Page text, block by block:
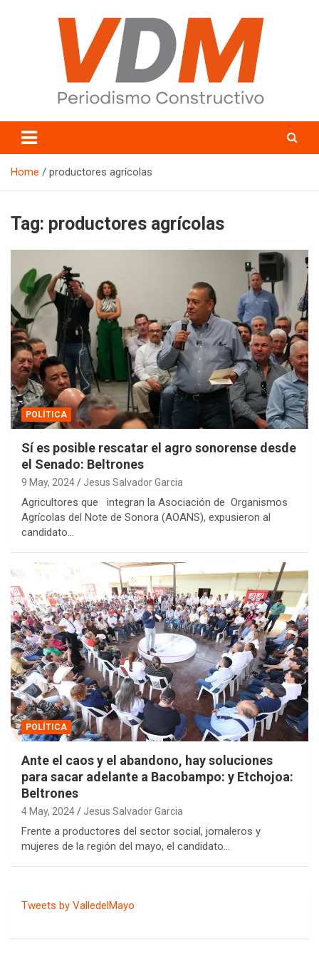
valledelmayo.com
Home productores agrícolas
Tag: productores agrícolas
POLÍTICA
Sí es posible rescatar el agro sonorense desde
el Senado: Beltrones
9 May, 2024 Jesus Salvador Garcia
Agricultores que integran la Asociación de Organismos
Agrícolas del Note de Sonora (AOANS), expusieron al
candidato…
POLÍTICA
Ante el caos y el abandono, hay soluciones
para sacar adelante a Bacobampo: y Etchojoa:
Beltrones
4 May, 2024 Jesus Salvador Garcia
Frente a productores del sector social, jornaleros y
mujeres de la región del mayo, el candidato…
Tweets by ValledelMayo